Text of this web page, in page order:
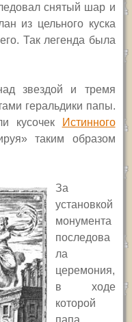
снятый шар и
из цельного куска
Так легенда была
звездой и тремя
геральдики папы.
кусочек
Истинного
таким образом
За
установкой
монумента
последова
ла
церемония,
в ходе
которой
папа